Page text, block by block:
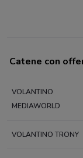
Catene con
VOLANTINO
MEDIAWORLD
VOLANTINO TRONY